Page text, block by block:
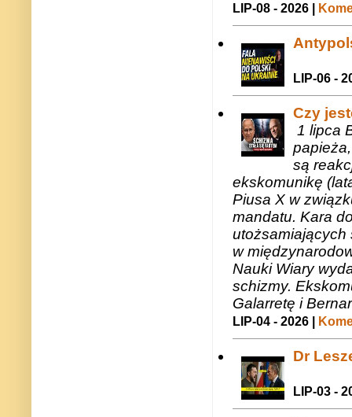
LIP-08 - 2026 |
LIP-06 -
Czy
1 lipca
są
ekskomunikę
Piusa X w
mandatu. Kara
utożsamiających
w
Nauki Wiary
schizmy.
Galarretę i
LIP-04 - 2026 |
Dr
LIP-03 -